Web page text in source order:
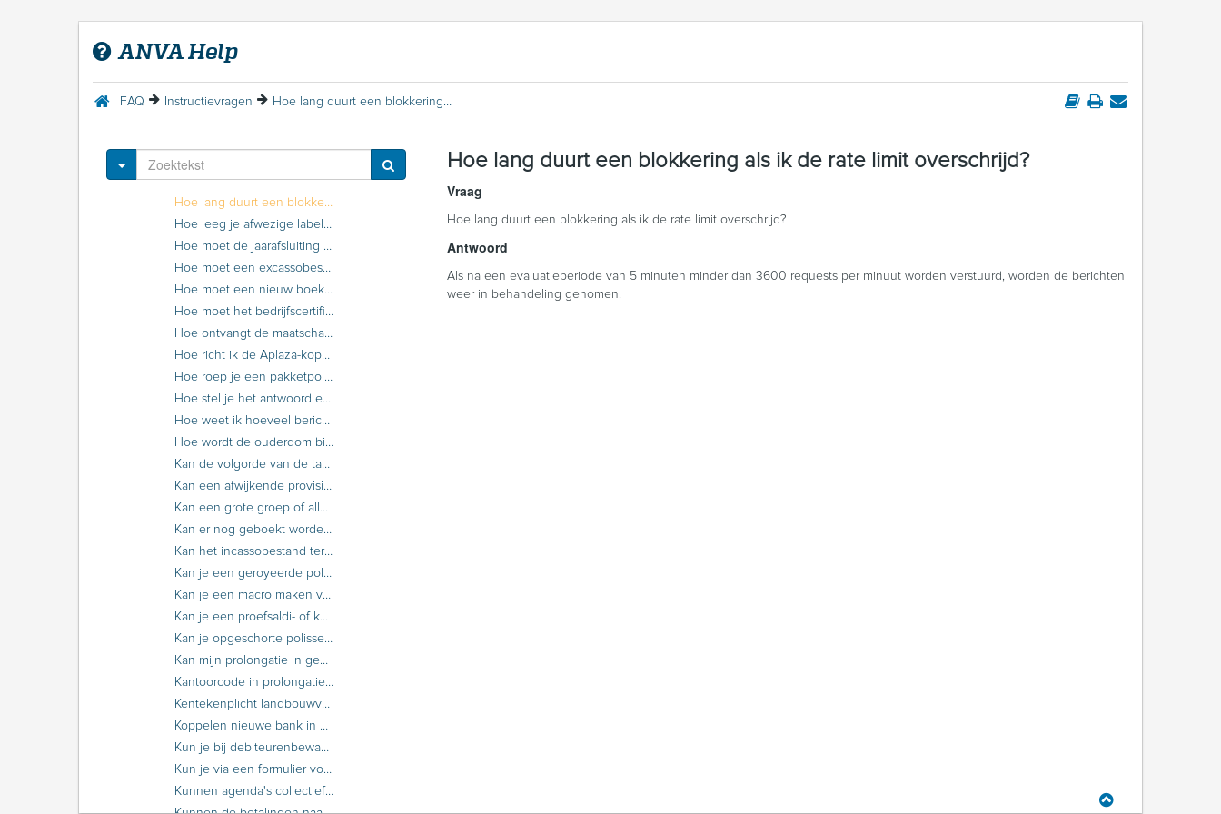
ANVA Help
FAQ Instructievragen Hoe lang duurt een blokkering als ik de rate limit overschrijd?
Toggle Dropdown
Hoe kan je verwijzingen standaard aanvinken om toe te voegen aan de relatie-info?
Hoe leeg je afwezige labels?
Hoe moet de jaarafsluiting of jaarprocedure (ANFIN) uitgevoerd worden?
Hoe moet een excassobestand teruggezet worden?
Hoe moet een nieuw boekjaar geopend worden?
Hoe moet het bedrijfscertificaat verlengd worden?
Hoe ontvangt de maatschappij een adreswijziging?
Hoe richt ik de Aplaza-koppeling in op ANVA Hub?
Hoe roep je een pakketpolisblad opnieuw af?
Hoe stel je het antwoord emailadres in per gebruiker?
Hoe weet ik hoeveel berichten ik inschiet en of ik de rate limit ga overschrijden?
Hoe wordt de ouderdom bij debiteurenbewaking bepaald?
Kan de volgorde van de tabbladen in een scherm gewijzigd worden?
Kan een afwijkende provisie vastgehouden worden?
Kan een grote groep of alle PMI-berichten in één keer verwijderd worden?
Kan er nog geboekt worden op een afgesloten boekjaar?
Kan het incassobestand teruggezet worden?
Kan je een geroyeerde polis verplaatsen naar een geroyeerde relatie?
Kan je een macro maken voor bepaalde gebruikers?
Kan je een proefsaldi- of kolommenbalans uitdraaien als de periodes niet gesloten zijn?
Kan je opgeschorte polissen automatisch royeren?
Kan mijn prolongatie in gevaar komen door de ingestelde rate limit?
Kantoorcode in prolongatiebericht agent
Kentekenplicht landbouwvoertuigen en werkmaterieel
Koppelen nieuwe bank in ANVA
Kun je bij debiteurenbewaking een agenda instellen zonder formulier?
Kun je via een formulier voor incasso retour maatschappij meerdere facturen afdrukken?
Kunnen agenda's collectief afgehandeld worden?
Hoe lang duurt een blokkering als ik de rate limit overschrijd?
Vraag
Hoe lang duurt een blokkering als ik de rate limit overschrijd?
Antwoord
Als na een evaluatieperiode van 5 minuten minder dan 3600 requests per minuut worden verstuurd, worden de berichten
weer in behandeling genomen.